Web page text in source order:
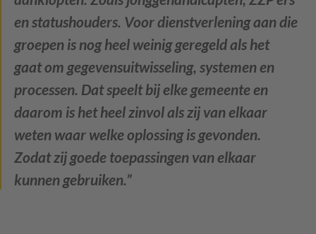
en statushouders. Voor dienstverlening aan die
groepen is nog heel weinig geregeld als het
gaat om gegevensuitwisseling, systemen en
processen. Dat speelt bij elke gemeente en
daarom is het heel zinvol als zij van elkaar
weten waar welke oplossing is gevonden.
Zodat zij goede toepassingen van elkaar
kunnen gebruiken.”